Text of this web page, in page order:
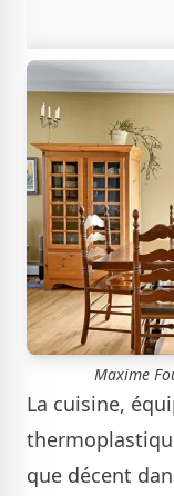
Maxime
La cuisine,
que décent